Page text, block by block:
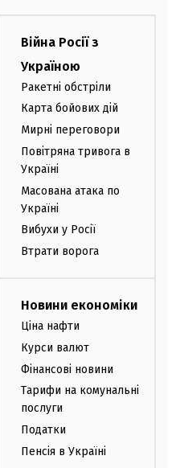
Війна Росії з
Україною
Ракетні обстріли
Карта бойових дій
Мирні переговори
Повітряна тривога в
Україні
Масована атака по
Україні
Вибухи у Росії
Втрати ворога
Новини економіки
Ціна нафти
Курси валют
Фінансові новини
Тарифи на комунальні
послуги
Податки
Пенсія в Україні